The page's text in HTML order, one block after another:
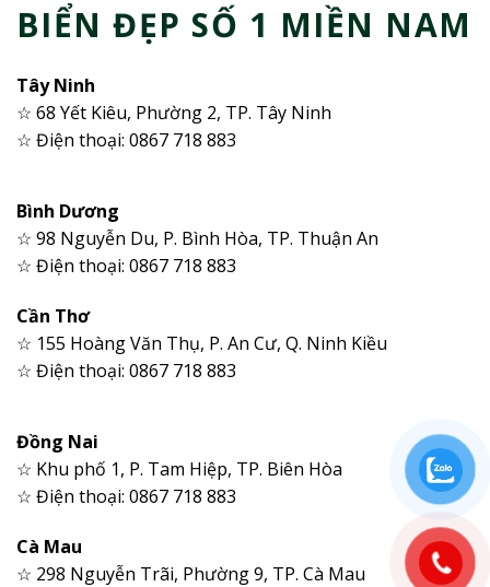
BIỂN ĐẸP SỐ 1 MIỀN NAM
Tây Ninh
☆ 68 Yết Kiêu, Phường 2, TP. Tây Ninh
☆ Điện thoại: 0867 718 883
Bình Dương
☆ 98 Nguyễn Du, P. Bình Hòa, TP. Thuận An
☆ Điện thoại: 0867 718 883
Cần Thơ
☆ 155 Hoàng Văn Thụ, P. An Cư, Q. Ninh Kiều
☆ Điện thoại: 0867 718 883
Đồng Nai
☆ Khu phố 1, P. Tam Hiệp, TP. Biên Hòa
☆ Điện thoại: 0867 718 883
Cà Mau
☆ 298 Nguyễn Trãi, Phường 9, TP. Cà Mau